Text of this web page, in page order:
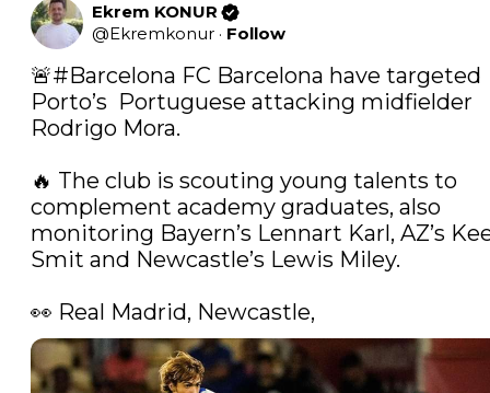
Ekrem KONUR
@Ekremkonur · Follow
🚨#Barcelona FC Barcelona have targeted
Porto’s  Portuguese attacking midfielder
Rodrigo Mora.
🔥 The club is scouting young talents to
complement academy graduates, also
monitoring Bayern’s Lennart Karl, AZ’s
Smit and Newcastle’s Lewis Miley.
👀 Real Madrid, Newcastle,